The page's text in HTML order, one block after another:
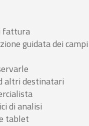
fattura
guidata dei
altri destinatari
di analisi
tablet